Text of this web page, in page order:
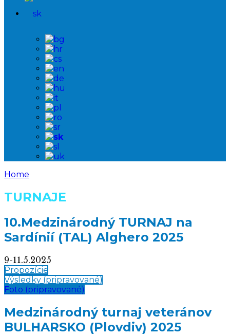
Home
TURNAJE
10.Medzinárodný TURNAJ na
Sardínií (TAL) Alghero 2025
9-11.5.2025
Propozície
Výsledky (pripravované)
Foto (pripravované)
Medzinárodný turnaj veteránov
BULHARSKO (Plovdiv) 2025